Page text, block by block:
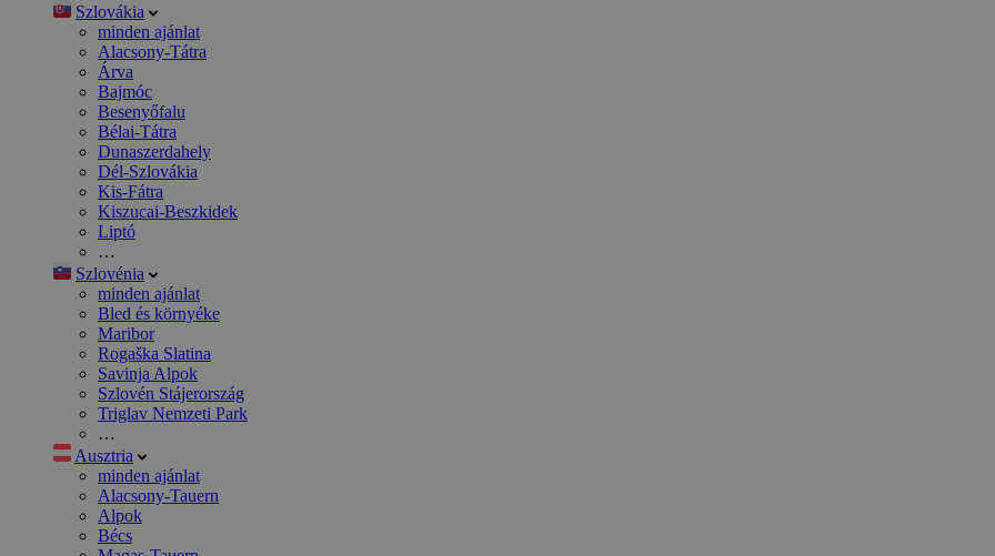
Szlovákia
minden ajánlat
Alacsony-Tátra
Árva
Bajmóc
Besenyőfalu
Bélai-Tátra
Dunaszerdahely
Dél-Szlovákia
Kis-Fátra
Kiszucai-Beszkidek
Liptó
…
Szlovénia
minden ajánlat
Bled és környéke
Maribor
Rogaška Slatina
Savinja Alpok
Szlovén Stájerország
Triglav Nemzeti Park
…
Ausztria
minden ajánlat
Alacsony-Tauern
Alpok
Bécs